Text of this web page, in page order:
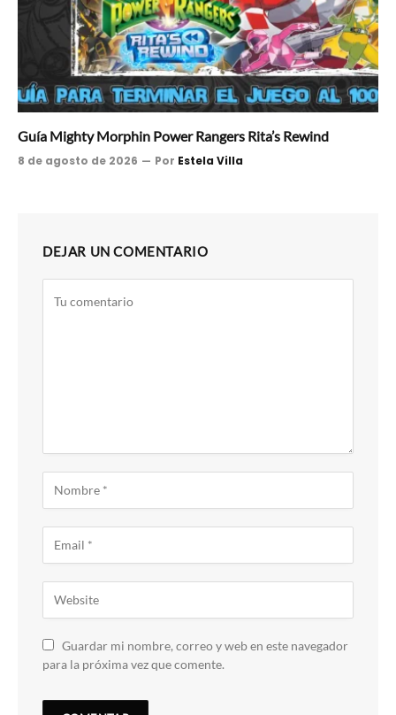
Guía Mighty Morphin Power Rangers Rita’s Rewind
8 de agosto de 2026 Por Estela Villa
DEJAR UN COMENTARIO
Guardar mi nombre, correo y web en este navegador
para la próxima vez que comente.